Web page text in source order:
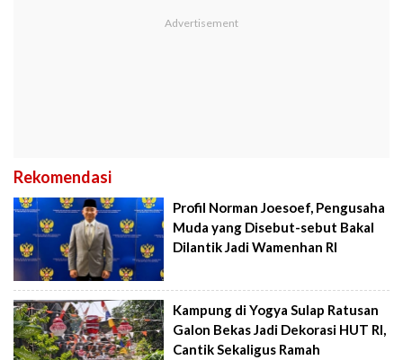
Rekomendasi
Profil Norman Joesoef, Pengusaha
Muda yang Disebut-sebut Bakal
Dilantik Jadi Wamenhan RI
Kampung di Yogya Sulap Ratusan
Galon Bekas Jadi Dekorasi HUT RI,
Cantik Sekaligus Ramah